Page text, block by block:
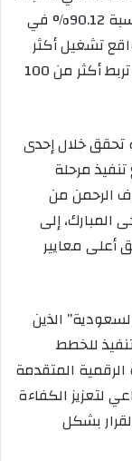
مواعيد رحلات المغادرة إلى جانب تحقيق نسبة 90.12% في
تشغيل أكثر
من 13.6 ألف رحلة عبر شبكة وجهاتها التي تربط أكثر من 100
تحقق خلال إحدى
مرحلة
ضيوف الرحمن من
المبارك، إلى
أعلى معايير
الذين
للخطط
المتقدمة
لتعزيز الكفاءة
بشكل